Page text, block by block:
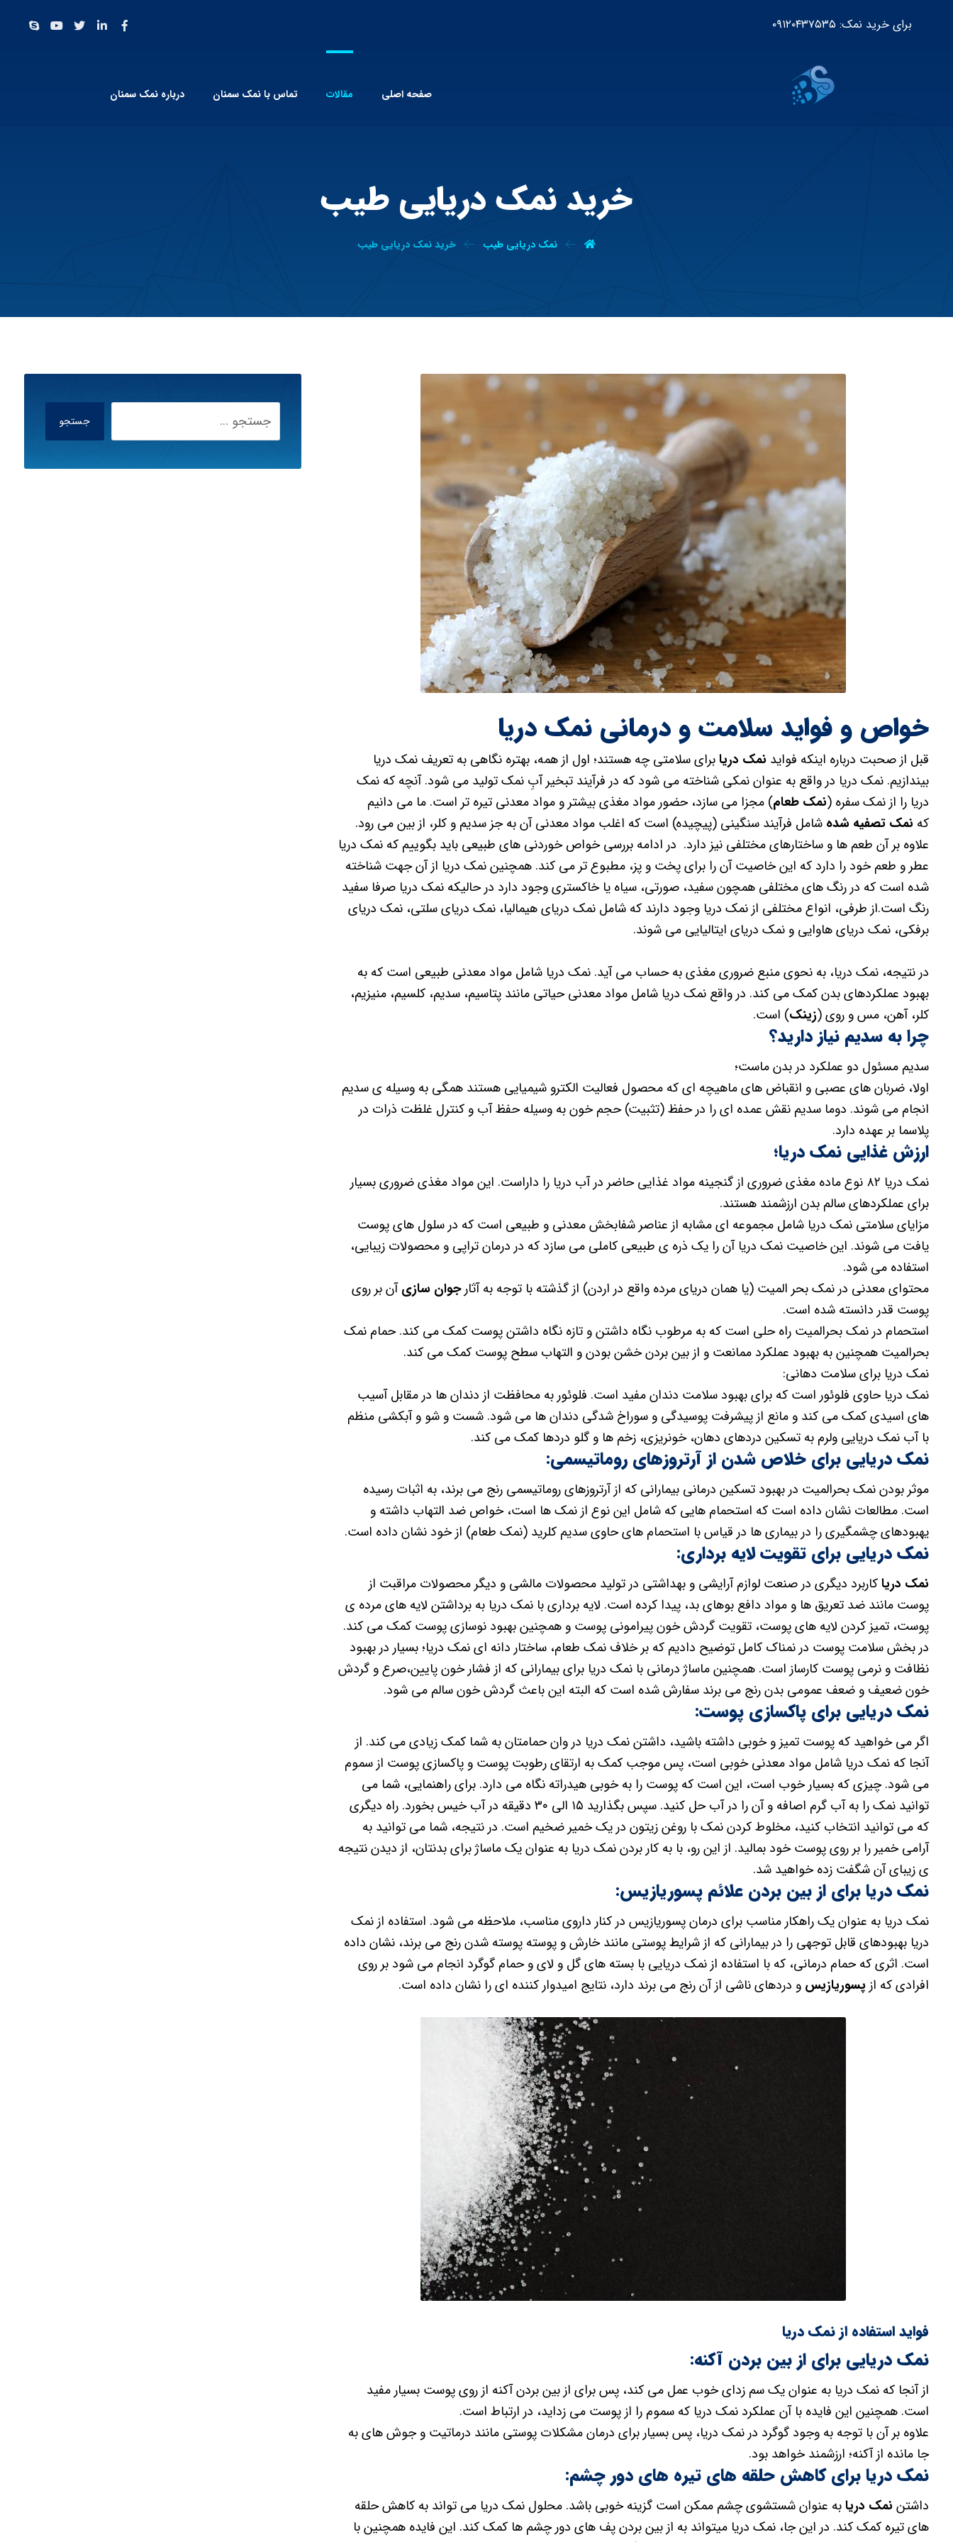
برای خرید نمک: ۰۹۱۲۰۴۳۷۵۳۵
صفحه اصلی مقالات تماس با نمک سمنان درباره نمک سمنان
خرید نمک دریایی طیب
نمک دریایی طیب خرید نمک دریایی طیب
خواص و فواید سلامت و درمانی نمک دریا
قبل از صحبت درباره اینکه فواید نمک دریابرای سلامتی چه هستند؛ اول از همه، بهتره نگاهی به تعریف نمک دریا
بیندازیم. نمک دریا در واقع به عنوان نمکی شناخته می شود که در فرآیند تبخیر آبِ نمک تولید می شود. آنچه که نمک
دریا را از نمک سفره (نمک طعام) مجزا می سازد، حضور مواد مغذی بیشتر و مواد معدنی تیره تر است. ما می دانیم
که نمک تصفیه شده شامل فرآیند سنگینی (پیچیده) است که اغلب مواد معدنی آن به جز سدیم و کلر، از بین می رود.
علاوه بر آن طعم ها و ساختارهای مختلفی نیز دارد. در ادامه بررسی خواص خوردنی های طبیعی باید بگوییم که نمک دریا
عطر و طعم خود را دارد که این خاصیت آن را برای پخت و پز، مطبوع تر می کند. همچنین نمک دریا از آن جهت شناخته
شده است که در رنگ های مختلفی همچون سفید، صورتی، سیاه یا خاکستری وجود دارد در حالیکه نمک دریا صرفا سفید
رنگ است.از طرفی، انواع مختلفی از نمک دریا وجود دارند که شامل نمک دریای هیمالیا، نمک دریای سلتی، نمک دریای
برفکی، نمک دریای هاوایی و نمک دریای ایتالیایی می شوند.
در نتیجه، نمک دریا، به نحوی منبع ضروری مغذی به حساب می آید. نمک دریا شامل مواد معدنی طبیعی است که به
بهبود عملکردهای بدن کمک می کند. در واقع نمک دریا شامل مواد معدنی حیاتی مانند پتاسیم، سدیم، کلسیم، منیزیم،
کلر، آهن، مس و روی (زینک) است.
چرا به سدیم نیاز دارید؟
سدیم مسئول دو عملکرد در بدن ماست؛
اولا، ضربان های عصبی و انقباض های ماهیچه ای که محصول فعالیت الکترو شیمیایی هستند همگی به وسیله ی سدیم
انجام می شوند. دوما سدیم نقش عمده ای را در حفظ (تثبیت) حجم خون به وسیله حفظ آب و کنترل غلظت ذرات در
پلاسما بر عهده دارد.
ارزش غذایی نمک دریا؛
نمک دریا ۸۲ نوع ماده مغذی ضروری از گنجینه مواد غذایی حاضر در آب دریا را داراست. این مواد مغذی ضروری بسیار
برای عملکردهای سالم بدن ارزشمند هستند.
مزایای سلامتی نمک دریا شامل مجموعه ای مشابه از عناصر شفابخش معدنی و طبیعی است که در سلول های پوست
یافت می شوند. این خاصیت نمک دریا آن را یک ذره ی طبیعی کاملی می سازد که در درمان تراپی و محصولات زیبایی،
استفاده می شود.
محتوای معدنی در نمک بحر المیت (یا همان دریای مرده واقع در اردن) از گذشته با توجه به آثارجوان سازیآن بر روی
پوست قدر دانسته شده است.
استحمام در نمک بحرالمیت راه حلی است که به مرطوب نگاه داشتن و تازه نگاه داشتن پوست کمک می کند. حمام نمک
بحرالمیت همچنین به بهبود عملکرد ممانعت و از بین بردن خشن بودن و التهاب سطح پوست کمک می کند.
نمک دریا برای سلامت دهانی:
نمک دریا حاوی فلوئور است که برای بهبود سلامت دندان مفید است. فلوئور به محافظت از دندان ها در مقابل آسیب
های اسیدی کمک می کند و مانع از پیشرفت پوسیدگی و سوراخ شدگی دندان ها می شود. شست و شو و آبکشی منظم
با آب نمک دریایی ولرم به تسکین دردهای دهان، خونریزی، زخم ها و گلو دردها کمک می کند.
نمک دریایی برای خلاص شدن از آرتروزهای روماتیسمی:
موثر بودن نمک بحرالمیت در بهبود تسکین درمانی بیمارانی که از آرتروزهای روماتیسمی رنج می برند، به اثبات رسیده
است. مطالعات نشان داده است که استحمام هایی که شامل این نوع از نمک ها است، خواص ضد التهاب داشته و
یهبودهای چشمگیری را در بیماری ها در قیاس با استحمام های حاوی سدیم کلرید (نمک طعام) از خود نشان داده است.
نمک دریایی برای تقویت لایه برداری:
نمک دریاکاربرد دیگری در صنعت لوازم آرایشی و بهداشتی در تولید محصولات مالشی و دیگر محصولات مراقبت از
پوست مانند ضد تعریق ها و مواد دافع بوهای بد، پیدا کرده است. لایه برداری با نمک دریا به برداشتن لایه های مرده ی
پوست، تمیز کردن لایه های پوست، تقویت گردش خون پیرامونی پوست و همچنین بهبود نوسازی پوست کمک می کند.
در بخش سلامت پوست در نمناک کامل توضیح دادیم که بر خلاف نمک طعام، ساختار دانه ای نمک دریا؛ بسیار در بهبود
نظافت و نرمی پوست کارساز است. همچنین ماساژ درمانی با نمک دریا برای بیمارانی که از فشار خون پایین،صرع و گردش
خون ضعیف و ضعف عمومی بدن رنج می برند سفارش شده است که البته این باعث گردش خون سالم می شود.
نمک دریایی برای پاکسازی پوست:
اگر می خواهید که پوست تمیز و خوبی داشته باشید، داشتن نمک دریا در وان حمامتان به شما کمک زیادی می کند. از
آنجا که نمک دریا شامل مواد معدنی خوبی است، پس موجب کمک به ارتقای رطوبت پوست و پاکسازی پوست از سموم
می شود. چیزی که بسیار خوب است، این است که پوست را به خوبی هیدراته نگاه می دارد. برای راهنمایی، شما می
توانید نمک را به آب گرم اصافه و آن را در آب حل کنید. سپس بگذارید ۱۵ الی ۳۰ دقیقه در آب خیس بخورد. راه دیگری
که می توانید انتخاب کنید، مخلوط کردن نمک با روغن زیتون در یک خمیر ضخیم است. در نتیجه، شما می توانید به
آرامی خمیر را بر روی پوست خود بمالید. از این رو، با به کار بردن نمک دریا به عنوان یک ماساژ برای بدنتان، از دیدن نتیجه
ی زیبای آن شگفت زده خواهید شد.
نمک دریا برای از بین بردن علائم پسوریازیس:
نمک دریا به عنوان یک راهکار مناسب برای درمان پسوریازیس در کنار داروی مناسب، ملاحظه می شود. استفاده از نمک
دریا بهبودهای قابل توجهی را در بیمارانی که از شرایط پوستی مانند خارش و پوسته پوسته شدن رنج می برند، نشان داده
است. اثری که حمام درمانی، که با استفاده از نمک دریایی با بسته های گل و لای و حمام گوگرد انجام می شود بر روی
افرادی که از پسوریازیس و دردهای ناشی از آن رنج می برند دارد، نتایج امیدوار کننده ای را نشان داده است.
فواید استفاده از نمک دریا
نمک دریایی برای از بین بردن آکنه:
از آنجا که نمک دریا به عنوان یک سم زدای خوب عمل می کند، پس برای از بین بردن آکنه از روی پوست بسیار مفید
است. همچنین این فایده با آن عملکرد نمک دریا که سموم را از پوست می زداید، در ارتباط است.
علاوه بر آن با توجه به وجود گوگرد در نمک دریا، پس بسیار برای درمان مشکلات پوستی مانند درماتیت و جوش های به
جا مانده از آکنه؛ ارزشمند خواهد بود.
نمک دریا برای کاهش حلقه های تیره های دور چشم:
داشتن نمک دریابه عنوان شستشوی چشم ممکن است گزینه خوبی باشد. محلول نمک دریا می تواند به کاهش حلقه
های تیره کمک کند. در این جا، نمک دریا میتواند به از بین بردن پف های دور چشم ها کمک کند. این فایده همچنین با
جستجو